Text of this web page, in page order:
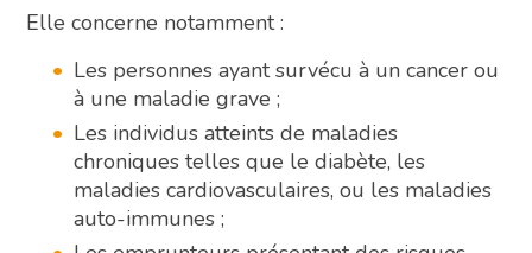
Elle concerne notamment :
Les personnes ayant survécu à un cancer ou
à une maladie grave ;
Les individus atteints de maladies
chroniques telles que le diabète, les
maladies cardiovasculaires, ou les maladies
auto-immunes ;